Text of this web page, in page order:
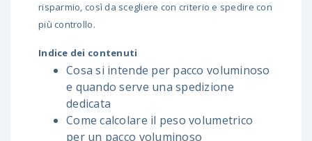
risparmio, così da scegliere con criterio e spedire con
più controllo.
Indice dei contenuti
Cosa si intende per pacco voluminoso
e quando serve una spedizione
dedicata
Come calcolare il peso volumetrico
per un pacco voluminoso